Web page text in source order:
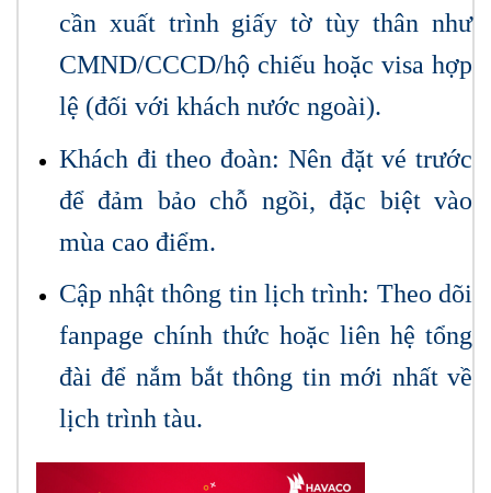
cần xuất trình giấy tờ tùy thân như
CMND/CCCD/hộ chiếu hoặc visa hợp
lệ (đối với khách nước ngoài).
Khách đi theo đoàn: Nên đặt vé trước
để đảm bảo chỗ ngồi, đặc biệt vào
mùa cao điểm.
Cập nhật thông tin lịch trình: Theo dõi
fanpage chính thức hoặc liên hệ tổng
đài để nắm bắt thông tin mới nhất về
lịch trình tàu.